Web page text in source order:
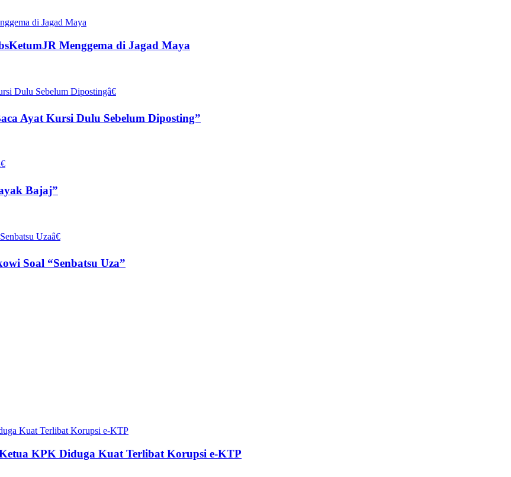
Menggema di Jagad Maya
Ayat Kursi Dulu Sebelum Diposting”
Bajaj”
Soal “Senbatsu Uza”
KPK Diduga Kuat Terlibat Korupsi e-KTP